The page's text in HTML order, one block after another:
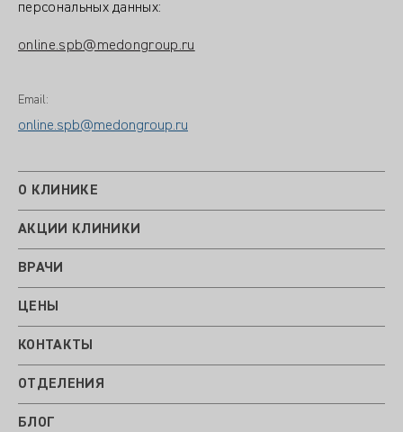
персональных данных:
online.spb@medongroup.ru
Email:
online.spb@medongroup.ru
О КЛИНИКЕ
АКЦИИ КЛИНИКИ
ВРАЧИ
ЦЕНЫ
КОНТАКТЫ
ОТДЕЛЕНИЯ
БЛОГ